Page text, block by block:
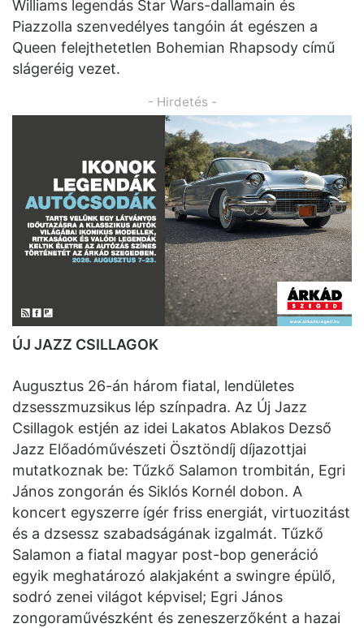
Williams legendás Star Wars-dallamain és
Piazzolla szenvedélyes tangóin át egészen a
Queen felejthetetlen Bohemian Rhapsody című
slágeréig vezet.
- Hirdetés -
ÚJ JAZZ CSILLAGOK
Augusztus 26-án három fiatal, lendületes
dzsesszmuzsikus lép színpadra. Az Új Jazz
Csillagok estjén az idei Lakatos Ablakos Dezső
Jazz Előadóművészeti Ösztöndíj díjazottjai
mutatkoznak be: Tűzkő Salamon trombitán, Egri
János zongorán és Siklós Kornél dobon. A
koncert egyszerre ígér friss energiát, virtuozitást
és a dzsessz szabadságának izgalmát. Tűzkő
Salamon a fiatal magyar post-bop generáció
egyik meghatározó alakjaként a swingre épülő,
sodró zenei világot képvisel; Egri János
zongoraművészként és zeneszerzőként a hazai